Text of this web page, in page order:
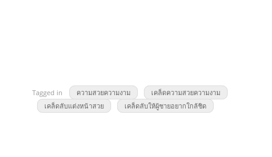
Tagged in ความสวยความงาม
เคล็ดความสวยความงาม
เคล็ดลับแต่งหน้าสวย
เคล็ดลับให้ผู้ชายอยากใกล้ชิด